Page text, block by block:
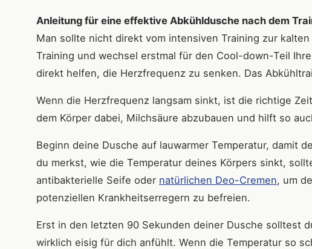
Anleitung für eine effektive Abkühldusche nach dem
Man sollte nicht direkt vom intensiven Training zur
Training und wechsel erstmal für den Cool-down-Teil
direkt helfen, die Herzfrequenz zu senken. Das
Wenn die Herzfrequenz langsam sinkt, ist die richtige
dem Körper dabei, Milchsäure abzubauen und hilft so
Beginn deine Dusche auf lauwarmer Temperatur, damit
du merkst, wie die Temperatur deines Körpers sinkt,
antibakterielle Seife oder natürlichen Deo-Cremen, um
potenziellen Krankheitserregern zu befreien.
Erst in den letzten 90 Sekunden deiner Dusche solltest
wirklich eisig für dich anfühlt. Wenn die Temperatur so